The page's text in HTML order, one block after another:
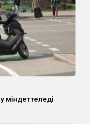
міндеттеледі